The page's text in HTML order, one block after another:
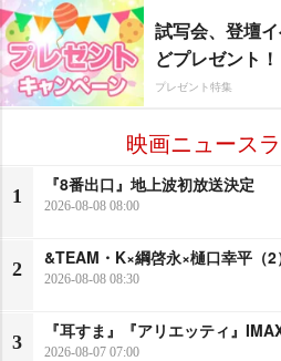
試写会、登壇
どプレゼント！
プレゼント特集
映画ニュース
1
『8番出口』地上波初放送決定
2026-08-08 08:00
2
&TEAM・K×綱啓永×樋口幸平（2
2026-08-08 08:30
3
『耳すま』『アリエッティ』
2026-08-07 07:00